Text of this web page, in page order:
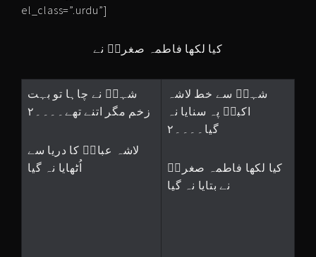
el_class=”.urdu”]
کیا لکھا فاطمہ صغراؑ نے
شہہؑ نے چاہا تو بہت
زخم مگر اتنے تھے۔۔۔۔۲
لاشہ عباسؑ کا دریا سے
اُٹھایا نہ گیا
شہہؑ سے خط لاشہ
اکبرؑ پہ سنایا نہ
گیا۔۔۔۔۲
کیا لکھا فاطمہ صغراؑ
نے بتایا نہ گیا